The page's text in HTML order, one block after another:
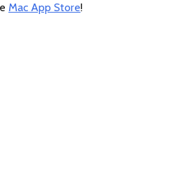
Mac App Store!